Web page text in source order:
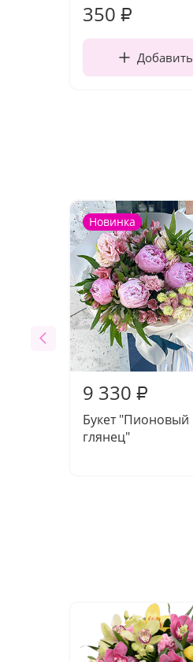
350 ₽
Добавить
Новинка
9 330 ₽
Букет "Пионовый
глянец"